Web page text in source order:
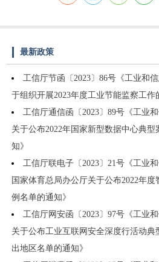
最新政策
工信厅节函〔2023〕86号《工业和
于组织开展2023年度工业节能监察工作
工信厅通信函〔2023〕89号《工业
关于公布2022年国家新型数据中心典型
知》
工信厅联电子〔2023〕21号《工业
国家体育总局办公厅关于公布2022年度
例名单的通知》
工信厅网安函〔2023〕97号《工业
关于公布工业互联网安全深度行活动典
出地区名单的通知》